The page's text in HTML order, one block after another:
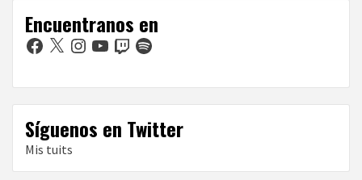
Encuentranos en
Facebook
X Instagram
YouTubeTwitchSpotify
Síguenos en Twitter
Mis tuits